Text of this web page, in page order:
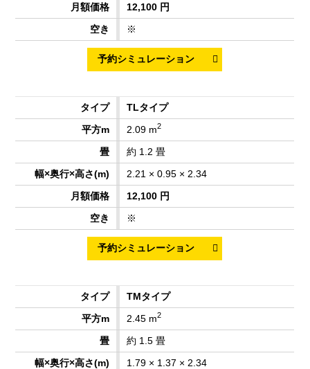
12,100 円
※
TLタイプ
2.09 m2
約 1.2 畳
2.21 × 0.95 × 2.34
12,100 円
※
TMタイプ
2.45 m2
約 1.5 畳
1.79 × 1.37 × 2.34